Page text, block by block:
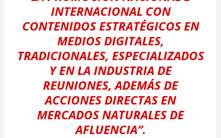
INTERNACIONAL CON
CONTENIDOS ESTRATÉGICOS EN
MEDIOS DIGITALES,
TRADICIONALES, ESPECIALIZADOS
Y EN LA INDUSTRIA DE
REUNIONES, ADEMÁS DE
ACCIONES DIRECTAS EN
MERCADOS NATURALES DE
AFLUENCIA”.